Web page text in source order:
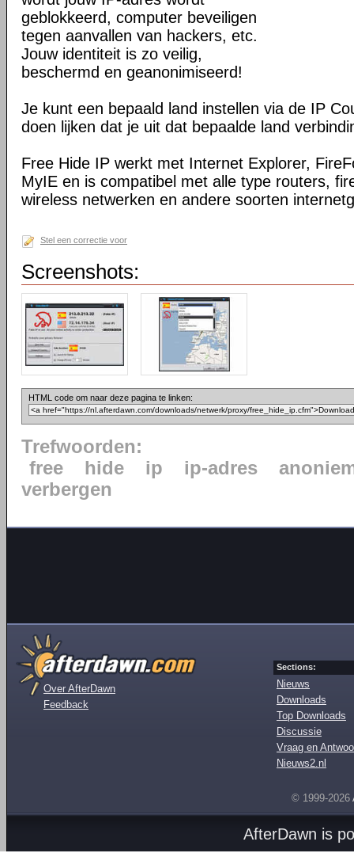
geblokkeerd, computer beveiligen
tegen aanvallen van hackers, etc.
Jouw identiteit is zo veilig,
beschermd en geanonimiseerd!
Je kunt een bepaald land instellen via de IP
doen lijken dat je uit dat bepaalde land
Free Hide IP werkt met Internet Explorer,
MyIE en is compatibel met alle type routers,
wireless netwerken en andere soorten
Stel een correctie voor
Screenshots:
HTML code om naar deze pagina te linken:
Trefwoorden:
free
hide ip ip-adres
verbergen
Over AfterDawn
Feedback
Sections:
Nieuws
Downloads
Top Downloads
Discussie
Vraag en
Nieuws2.nl
© 1999-2026
AfterDawn is